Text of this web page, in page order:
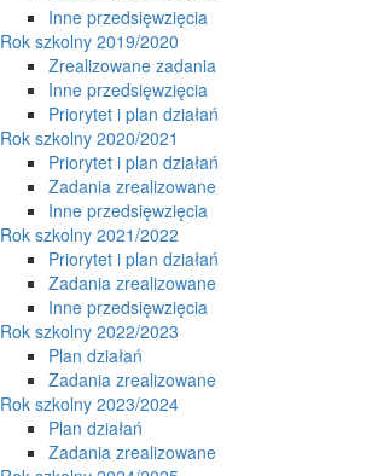
Inne przedsięwzięcia
Rok szkolny 2019/2020
Zrealizowane zadania
Inne przedsięwzięcia
Priorytet i plan działań
Rok szkolny 2020/2021
Priorytet i plan działań
Zadania zrealizowane
Inne przedsięwzięcia
Rok szkolny 2021/2022
Priorytet i plan działań
Zadania zrealizowane
Inne przedsięwzięcia
Rok szkolny 2022/2023
Plan działań
Zadania zrealizowane
Rok szkolny 2023/2024
Plan działań
Zadania zrealizowane